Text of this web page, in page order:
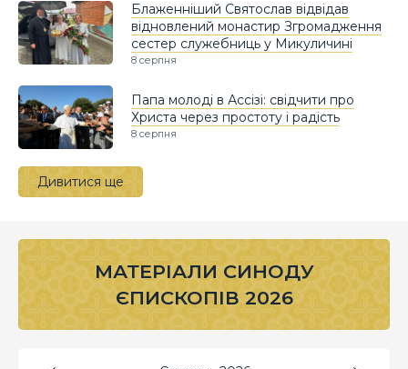
Блаженніший Святослав відвідав
відновлений монастир Згромадження
сестер служебниць у Микуличині
8 серпня
Папа молоді в Ассізі: свідчити про
Христа через простоту і радість
8 серпня
Дивитися ще
МАТЕРІАЛИ СИНОДУ
ЄПИСКОПІВ 2026